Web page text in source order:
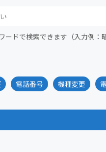
ードで検索できます（入力例：
電話番号 機種変更